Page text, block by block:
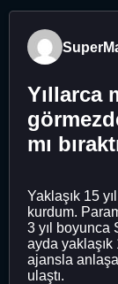
Yıllarca
mı
Yaklaşık 15
kurdum.
3 yıl boyunca
ayda
ajansla
ulaştı.